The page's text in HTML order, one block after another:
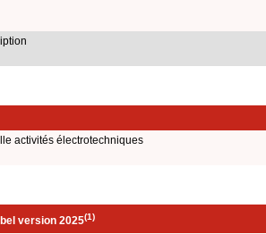
activités électrotechniques
version 2025(1)